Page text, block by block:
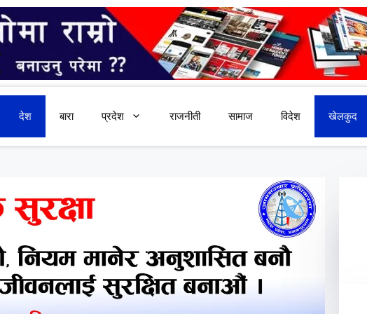
देश बारा प्रदेश राजनीती सामाज विदेश खेलकुद